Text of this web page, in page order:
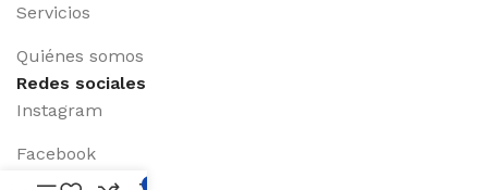
Servicios
Quiénes somos
Redes sociales
Instagram
Facebook